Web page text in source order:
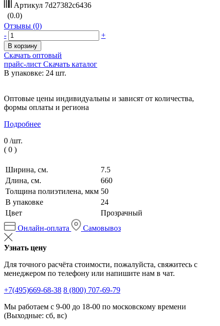
Артикул 7d27382c6436
(0.0)
Отзывы (0)
-
+
В корзину
Скачать оптовый
прайс-лист Скачать каталог
В упаковке: 24 шт.
Оптовые цены индивидуальны и зависят от количества,
формы оплаты и региона
Подробнее
0 /шт.
( 0 )
Ширина, см.
7.5
Длина, см.
660
Толщина полиэтилена, мкм 50
В упаковке
24
Цвет
Прозрачный
Онлайн-оплата
Самовывоз
Узнать цену
Для точного расчёта стоимости, пожалуйста, свяжитесь с
менеджером по телефону или напишите нам в чат.
+7(495)669-68-38 8 (800) 707-69-79
Мы работаем с 9-00 до 18-00 по московскому времени
(Выходные: сб, вс)